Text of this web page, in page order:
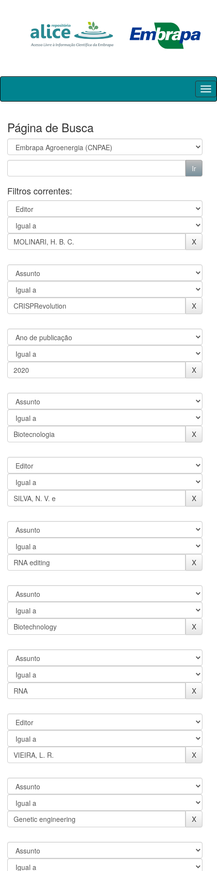
Skip
Página de Busca
Filtros correntes: